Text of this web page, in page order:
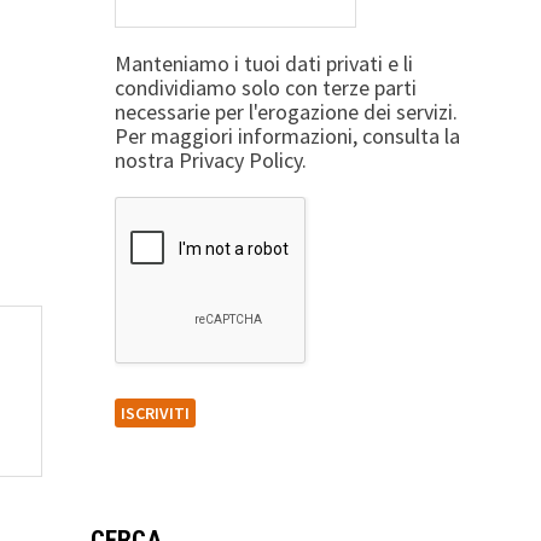
Manteniamo i tuoi dati privati e li
condividiamo solo con terze parti
necessarie per l'erogazione dei servizi.
Per maggiori informazioni, consulta la
nostra Privacy Policy.